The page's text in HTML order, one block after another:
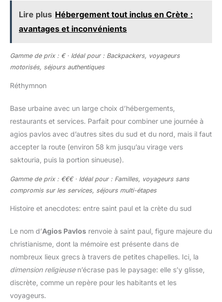
Lire plus Hébergement tout inclus en Crète :
avantages et inconvénients
Gamme de prix : € · Idéal pour : Backpackers, voyageurs
motorisés, séjours authentiques
Réthymnon
Base urbaine avec un large choix d’hébergements,
restaurants et services. Parfait pour combiner une journée à
agios pavlos avec d’autres sites du sud et du nord, mais il faut
accepter la route (environ 58 km jusqu’au virage vers
saktouria, puis la portion sinueuse).
Gamme de prix : €€€ · Idéal pour : Familles, voyageurs sans
compromis sur les services, séjours multi-étapes
Histoire et anecdotes: entre saint paul et la crète du sud
Le nom d’Agios Pavlos renvoie à saint paul, figure majeure du
christianisme, dont la mémoire est présente dans de
nombreux lieux grecs à travers de petites chapelles. Ici, la
dimension religieusen’écrase pas le paysage: elle s’y glisse,
discrète, comme un repère pour les habitants et les
voyageurs.